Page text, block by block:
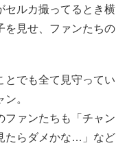
セルカ撮ってるとき横
を見せ、ファンたちの
とでも全て見守ってい
。
ファンたちも「チャン
たらダメかな…」など